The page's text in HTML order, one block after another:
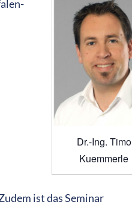
Dr.-Ing. Timo
Kuemmerle
ist das Seminar